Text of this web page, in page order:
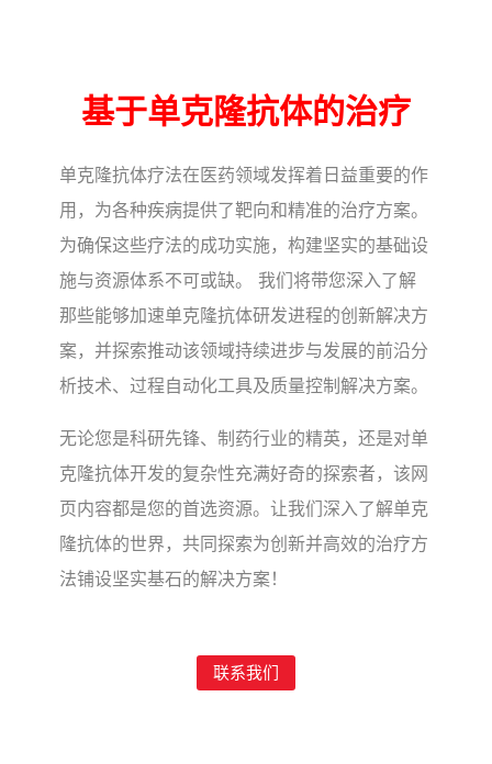
基于单克隆抗体的治疗
单克隆抗体疗法在医药领域发挥着日益重要的作
用，为各种疾病提供了靶向和精准的治疗方案。
为确保这些疗法的成功实施，构建坚实的基础设
施与资源体系不可或缺。 我们将带您深入了解
那些能够加速单克隆抗体研发进程的创新解决方
案，并探索推动该领域持续进步与发展的前沿分
析技术、过程自动化工具及质量控制解决方案。
无论您是科研先锋、制药行业的精英，还是对单
克隆抗体开发的复杂性充满好奇的探索者，该网
页内容都是您的首选资源。让我们深入了解单克
隆抗体的世界，共同探索为创新并高效的治疗方
法铺设坚实基石的解决方案！
联系我们